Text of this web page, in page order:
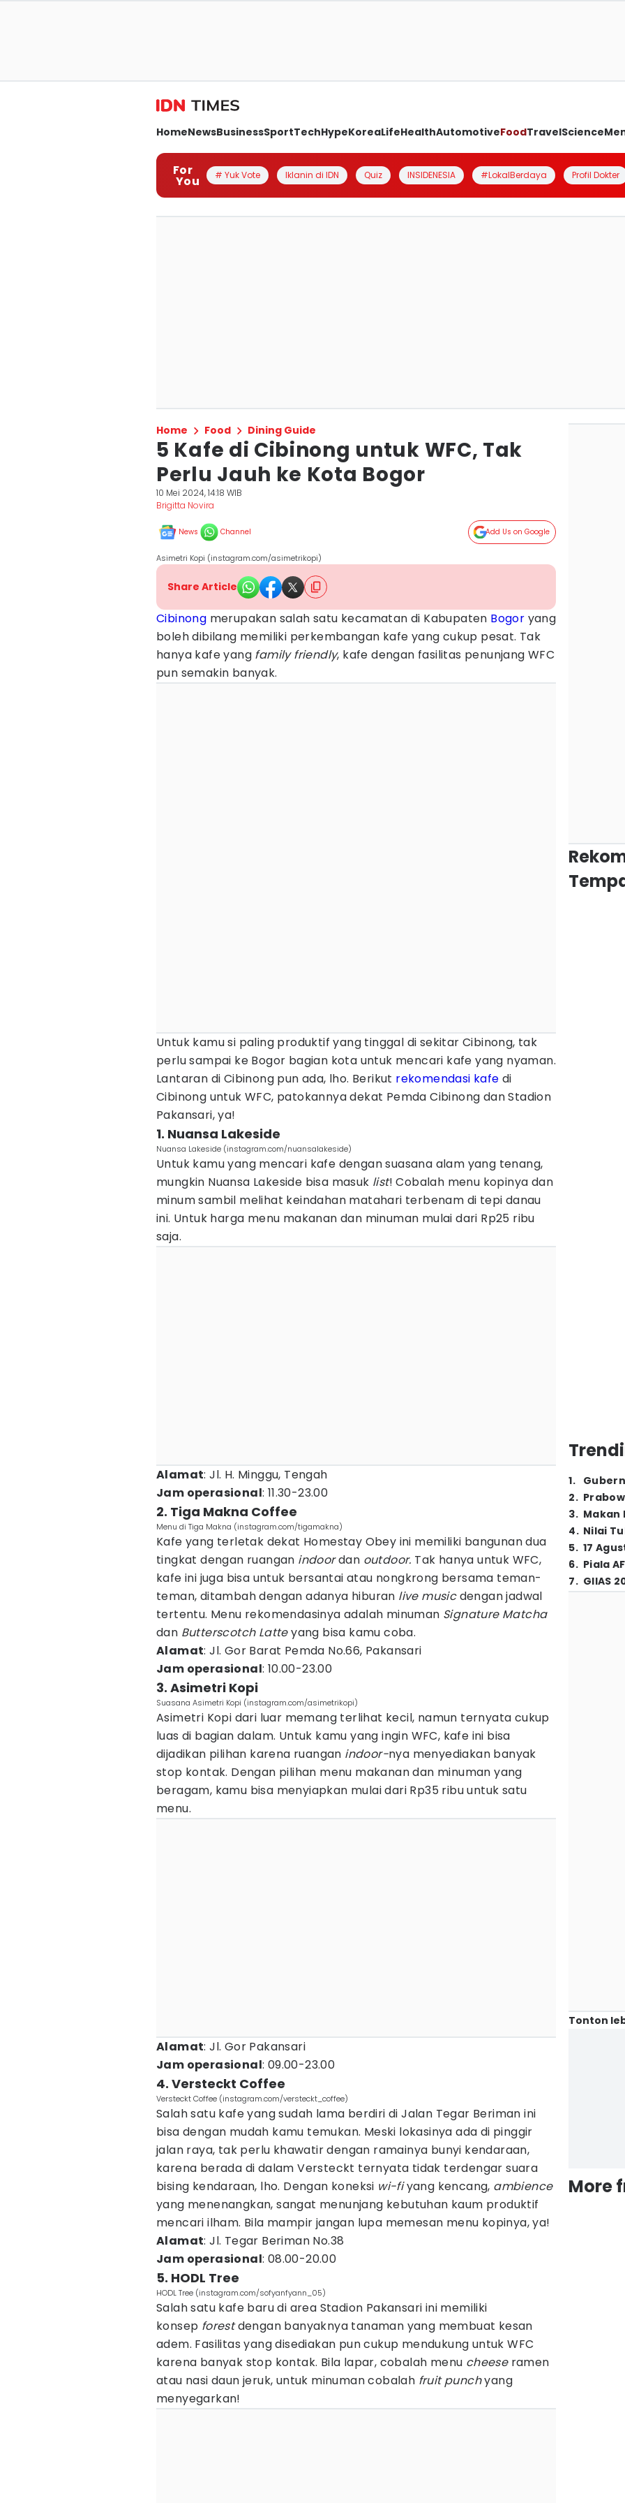
HomeNewsBusinessSportTechHypeKoreaLifeHealthAutomotiveFoodTravelScience
For
You # Yuk Vote Iklanin di IDN Quiz INSIDENESIA #LokalBerdaya Profil Dokter
Home Food Dining Guide
5 Kafe di Cibinong untuk WFC, Tak
Perlu Jauh ke Kota Bogor
10 Mei 2024, 14:18 WIB
Brigitta Novira
News Channel Add Us on Google
Asimetri Kopi (instagram.com/asimetrikopi)
Share Article
Cibinong merupakan salah satu kecamatan di Kabupaten Bogor yang
boleh dibilang memiliki perkembangan kafe yang cukup pesat. Tak
hanya kafe yang family friendly, kafe dengan fasilitas penunjang WFC
pun semakin banyak.
Untuk kamu si paling produktif yang tinggal di sekitar Cibinong, tak
perlu sampai ke Bogor bagian kota untuk mencari kafe yang nyaman.
Lantaran di Cibinong pun ada, lho. Berikut rekomendasi kafe di
Cibinong untuk WFC, patokannya dekat Pemda Cibinong dan Stadion
Pakansari, ya!
1. Nuansa Lakeside
Nuansa Lakeside (instagram.com/nuansalakeside)
Untuk kamu yang mencari kafe dengan suasana alam yang tenang,
mungkin Nuansa Lakeside bisa masuk list! Cobalah menu kopinya dan
minum sambil melihat keindahan matahari terbenam di tepi danau
ini. Untuk harga menu makanan dan minuman mulai dari Rp25 ribu
saja.
Alamat: Jl. H. Minggu, Tengah
Jam operasional: 11.30-23.00
2. Tiga Makna Coffee
Menu di Tiga Makna (instagram.com/tigamakna)
Kafe yang terletak dekat Homestay Obey ini memiliki bangunan dua
tingkat dengan ruangan indoordan outdoor. Tak hanya untuk WFC,
kafe ini juga bisa untuk bersantai atau nongkrong bersama teman-
teman, ditambah dengan adanya hiburan live musicdengan jadwal
tertentu. Menu rekomendasinya adalah minuman Signature Matcha
dan Butterscotch Latteyang bisa kamu coba.
Alamat: Jl. Gor Barat Pemda No.66, Pakansari
Jam operasional: 10.00-23.00
3. Asimetri Kopi
Suasana Asimetri Kopi (instagram.com/asimetrikopi)
Asimetri Kopi dari luar memang terlihat kecil, namun ternyata cukup
luas di bagian dalam. Untuk kamu yang ingin WFC, kafe ini bisa
dijadikan pilihan karena ruangan indoor-nya menyediakan banyak
stop kontak. Dengan pilihan menu makanan dan minuman yang
beragam, kamu bisa menyiapkan mulai dari Rp35 ribu untuk satu
menu.
Alamat: Jl. Gor Pakansari
Jam operasional: 09.00-23.00
4. Versteckt Coffee
Versteckt Coffee (instagram.com/versteckt_coffee)
Salah satu kafe yang sudah lama berdiri di Jalan Tegar Beriman ini
bisa dengan mudah kamu temukan. Meski lokasinya ada di pinggir
jalan raya, tak perlu khawatir dengan ramainya bunyi kendaraan,
karena berada di dalam Versteckt ternyata tidak terdengar suara
bising kendaraan, lho. Dengan koneksi wi-fiyang kencang, ambience
yang menenangkan, sangat menunjang kebutuhan kaum produktif
mencari ilham. Bila mampir jangan lupa memesan menu kopinya, ya!
Alamat: Jl. Tegar Beriman No.38
Jam operasional: 08.00-20.00
5. HODL Tree
HODL Tree (instagram.com/sofyanfyann_05)
Salah satu kafe baru di area Stadion Pakansari ini memiliki
konsep forestdengan banyaknya tanaman yang membuat kesan
adem. Fasilitas yang disediakan pun cukup mendukung untuk WFC
karena banyak stop kontak. Bila lapar, cobalah menu cheeseramen
atau nasi daun jeruk, untuk minuman cobalah fruit punchyang
menyegarkan!
1.
2.
3. Makan
4. Nilai
5. 17
6. Piala
7. GIIAS
Tonton
More